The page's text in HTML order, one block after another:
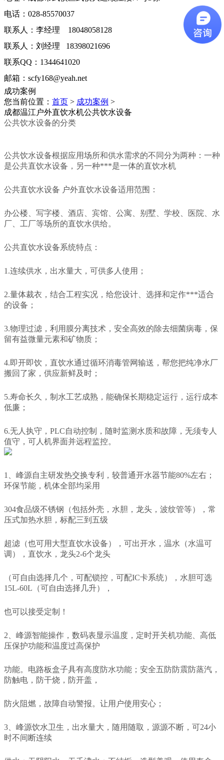
电话：028-85570037
联系人：李经理 18048058128
联系人：刘经理 18398021696
联系QQ：1344641020
邮箱：scfy168@yeah.net
成功案例
您当前位置： 首页 > 成功案例 >
成都温江户外直饮水机公共饮水设备
公共饮水设备的分类
公共饮水设备根据应用场所和供水需求的不同分为两种：一种
是公共直饮水设备，另一种***是一体的直饮水机
公共直饮水设备 户外直饮水设备适用范围：
办公楼、写字楼、酒店、宾馆、公寓、别墅、学校、医院、水
厂、工厂等场所的直饮水供给。
公共直饮水设备系统特点：
1.连续供水，出水量大，可供多人使用；
2.量体裁衣，结合工程实况，给您设计、选择和定作***适合
的设备；
3.物理过滤，利用膜分离技术，安全高效的除去细菌病毒，保
留有益微量元素和矿物质；
4.即开即饮，直饮水通过循环消毒管网输送，帮您把纯净水厂
搬回了家，供应新鲜及时；
5.寿命长久，制水工艺成熟，能确保长期稳定运行，运行成本
低廉；
6.无人执守，PLC自动控制，随时监测水质和故障，无须专人
值守，可人机界面并远程监控。
1、峰源自主研发热交换专利，较普通开水器节能80%左右；
环保节能，机体全部均采用
304食品级不锈钢（包括外壳，水胆，龙头，波纹管等），常
压式加热水胆，标配三到五级
超滤（也可用大型直饮水设备），可出开水，温水（水温可
调），直饮水，龙头2-6个龙头
（可自由选择几个，可配锁控，可配IC卡系统），水胆可选
15L-60L（可自由选择几升），
也可以接受定制！
2、峰源智能操作，数码表显示温度，定时开关机功能、高低
压保护功能和温度过高保护
功能。电路板盒子具有高度防水功能；安全五防防震防蒸汽，
防触电，防干烧，防开盖，
防火阻燃，故障自动警报。让用户使用安心；
3、峰源饮水卫生，出水量大，随用随取，源源不断，可24小
时不间断连续